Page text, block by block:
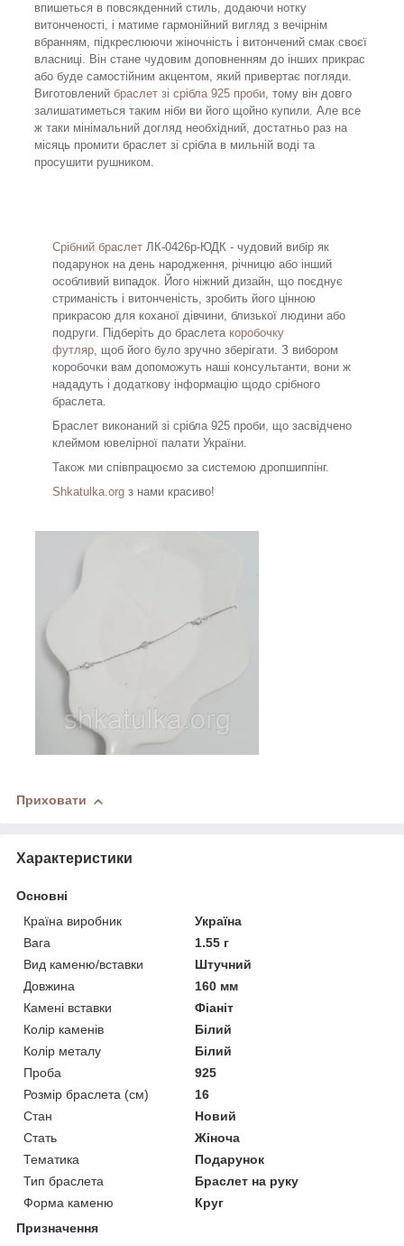
впишеться в повсякденний стиль, додаючи нотку
витонченості, і матиме гармонійний вигляд з вечірнім
вбранням, підкреслюючи жіночність і витончений смак своєї
власниці. Він стане чудовим доповненням до інших прикрас
або буде самостійним акцентом, який привертає погляди.
Виготовлений браслет зі срібла 925 проби, тому він довго
залишатиметься таким ніби ви його щойно купили. Але все
ж таки мінімальний догляд необхідний, достатньо раз на
місяць промити браслет зі срібла в мильній воді та
просушити рушником.
Срібний браслет ЛК-0426р-ЮДК - чудовий вибір як
подарунок на день народження, річницю або інший
особливий випадок. Його ніжний дизайн, що поєднує
стриманість і витонченість, зробить його цінною
прикрасою для коханої дівчини, близької людини або
подруги. Підберіть до браслета коробочку
футляр, щоб його було зручно зберігати. З вибором
коробочки вам допоможуть наші консультанти, вони ж
нададуть і додаткову інформацію щодо срібного
браслета.
Браслет виконаний зі срібла 925 проби, що засвідчено
клеймом ювелірної палати України.
Також ми співпрацюємо за системою дропшиппінг.
Shkatulka.org з нами красиво!
Приховати
Характеристики
Основні
Країна виробник
Україна
Вага
1.55 г
Вид каменю/вставки
Штучний
Довжина
160 мм
Камені вставки
Фіаніт
Колір каменів
Білий
Колір металу
Білий
Проба
925
Розмір браслета (см)
16
Стан
Новий
Стать
Жіноча
Тематика
Подарунок
Тип браслета
Браслет на руку
Форма каменю
Круг
Призначення